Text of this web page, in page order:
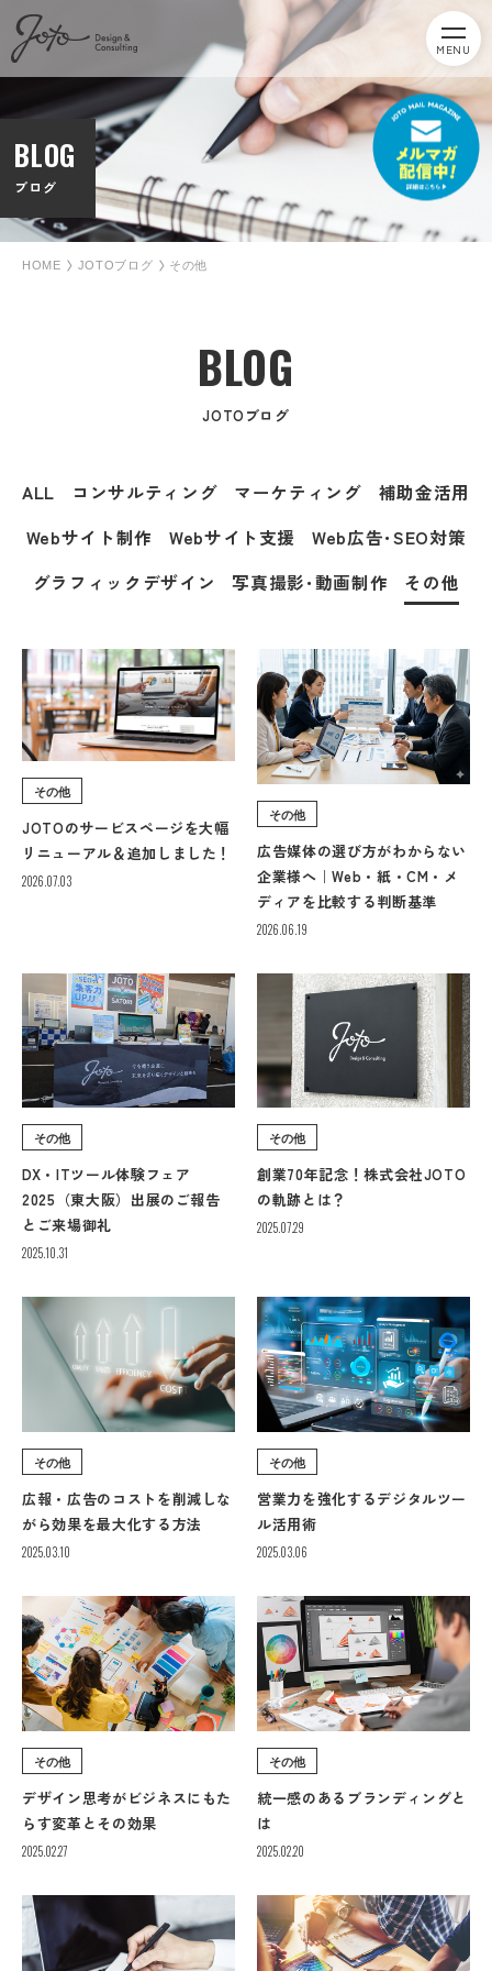
MENU
BLOG
ブログ
HOME JOTOブログ その他
BLOG
JOTOブログ
ALL コンサルティング マーケティング
補助金活用
Webサイト制作
Webサイト支援
Web広告･SEO対策
グラフィックデザイン
写真撮影･動画制作 その他
その他
JOTOのサービスページを大幅
リニューアル＆追加しました！
2026.07.03
その他
広告媒体の選び方がわからない
企業様へ｜Web・紙・CM・メ
ディアを比較する判断基準
2026.06.19
その他
DX・ITツール体験フェア
2025（東大阪）出展のご報告
とご来場御礼
2025.10.31
その他
創業70年記念！株式会社JOTO
の軌跡とは？
2025.07.29
その他
広報・広告のコストを削減しな
がら効果を最大化する方法
2025.03.10
その他
営業力を強化するデジタルツー
ル活用術
2025.03.06
その他
デザイン思考がビジネスにもた
らす変革とその効果
2025.02.27
その他
統一感のあるブランディングと
は
2025.02.20